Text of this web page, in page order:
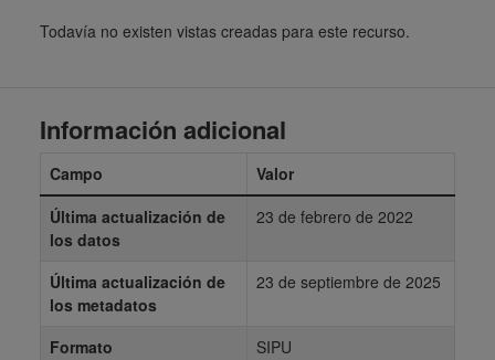
Todavía no existen vistas creadas para este recurso.
Información adicional
Campo
Valor
Última actualización de
los datos
23 de febrero de 2022
Última actualización de
los metadatos
23 de septiembre de 2025
Formato
SIPU